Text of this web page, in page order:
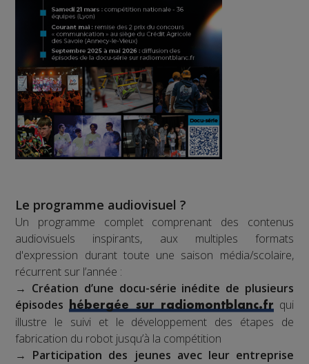
Le programme audiovisuel ?
Un programme complet comprenant des contenus
audiovisuels inspirants, aux multiples formats
d'expression durant toute une saison média/scolaire,
récurrent sur l’année :
→ Création d’une docu-série inédite de plusieurs
épisodes hébergée sur radiomontblanc.frqui
illustre le suivi et le développement des étapes de
fabrication du robot jusqu’à la compétition
→ Participation des jeunes avec leur entreprise